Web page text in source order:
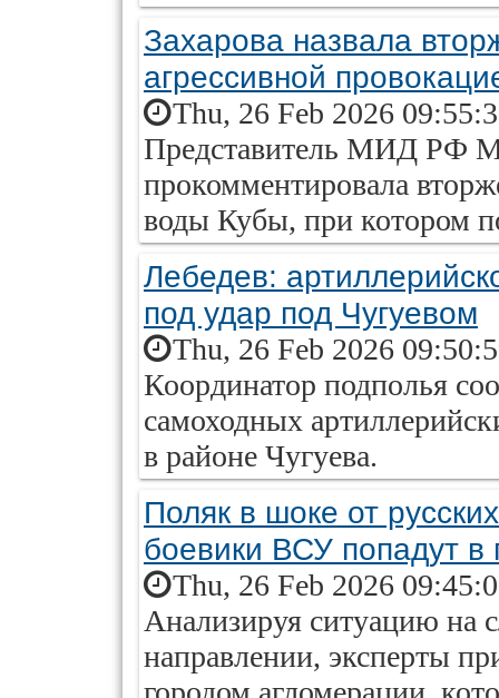
Захарова назвала
агрессивной
Thu, 26 Feb 2026
Представитель МИД РФ
прокомментировала
воды Кубы, при котором
Лебедев:
под удар под Чугуевом
Thu, 26 Feb 2026
Координатор подполья
самоходных
в районе Чугуева.
Поляк в шоке от
боевики ВСУ попадут в
Thu, 26 Feb 2026
Анализируя ситуацию на
направлении, эксперты